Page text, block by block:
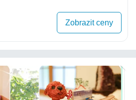
Zobrazit ceny